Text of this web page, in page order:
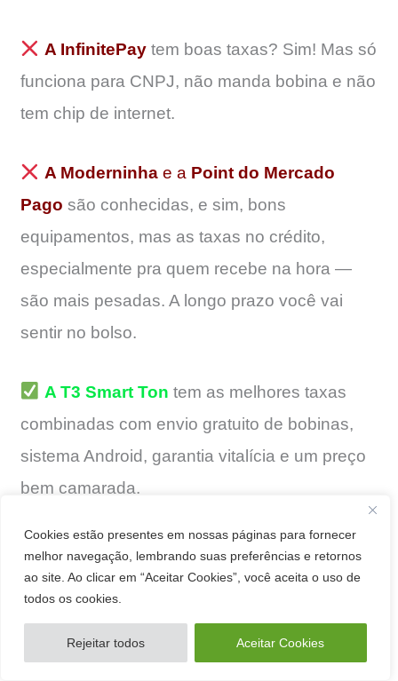
Cookies estão presentes em nossas páginas para fornecer
melhor navegação, lembrando suas preferências e retornos
ao site. Ao clicar em “Aceitar Cookies”, você aceita o uso de
todos os cookies.
Rejeitar todos Aceitar Cookies
A InfinitePaytem boas taxas? Sim! Mas só
funciona para CNPJ, não manda bobina e não
tem chip de internet.
A Moderninhae a Point do Mercado
Pago são conhecidas, e sim, bons
equipamentos, mas as taxas no crédito,
especialmente pra quem recebe na hora —
são mais pesadas. A longo prazo você vai
sentir no bolso.
A T3 Smart Ton tem as melhores taxas
combinadas com envio gratuito de bobinas,
sistema Android, garantia vitalícia e um preço
bem camarada.